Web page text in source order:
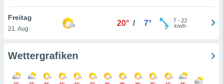
Sie
und
Freitag
21. Aug
20° / 7° 7- 22
km/h
Wettergrafiken